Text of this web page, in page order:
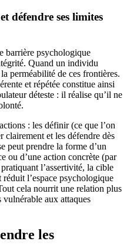
défendre ses limites
barrière psychologique
Quand un individu
perméabilité de ces frontières.
et répétée constitue ainsi
déteste : il réalise qu’il ne
: les définir (ce que l’on
clairement et les défendre dès
peut prendre la forme d’un
ou d’une action concrète (par
l’assertivité, la cible
l’espace psychologique
cela nourrit une relation plus
vulnérable aux attaques
les